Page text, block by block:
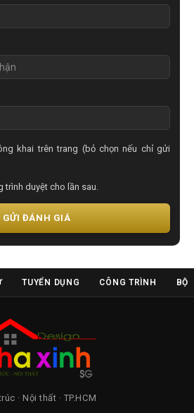
khai trên trang (bỏ chọn nếu chỉ gửi
trình duyệt cho lần sau.
GỬI ĐÁNH GIÁ
TUYỂN DỤNG CÔNG TRÌNH BỘ
· Nội thất · TP.HCM